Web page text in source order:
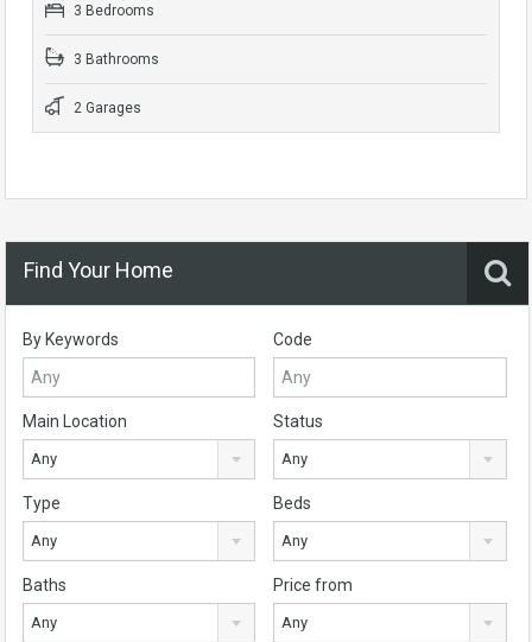
3 Bedrooms
3 Bathrooms
2 Garages
Find Your Home
By Keywords Code
Main Location
Any
Status
Any
Type
Any
Beds
Any
Baths
Any
Price from
Any